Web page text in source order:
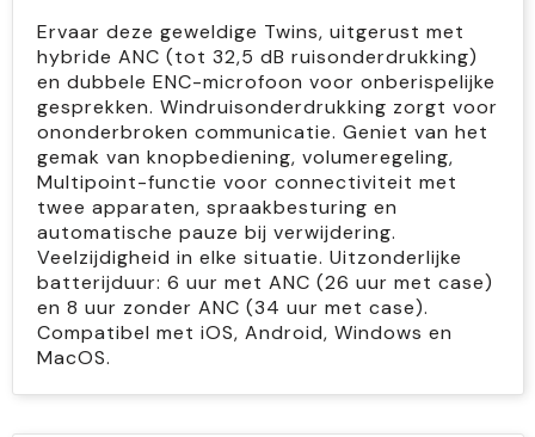
Ervaar deze geweldige Twins, uitgerust met
hybride ANC (tot 32,5 dB ruisonderdrukking)
en dubbele ENC-microfoon voor onberispelijke
gesprekken. Windruisonderdrukking zorgt voor
ononderbroken communicatie. Geniet van het
gemak van knopbediening, volumeregeling,
Multipoint-functie voor connectiviteit met
twee apparaten, spraakbesturing en
automatische pauze bij verwijdering.
Veelzijdigheid in elke situatie. Uitzonderlijke
batterijduur: 6 uur met ANC (26 uur met case)
en 8 uur zonder ANC (34 uur met case).
Compatibel met iOS, Android, Windows en
MacOS.